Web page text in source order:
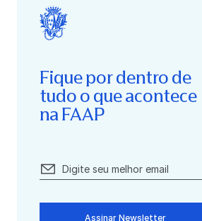
Fique por dentro de
tudo o que acontece
na FAAP
Assinar Newsletter